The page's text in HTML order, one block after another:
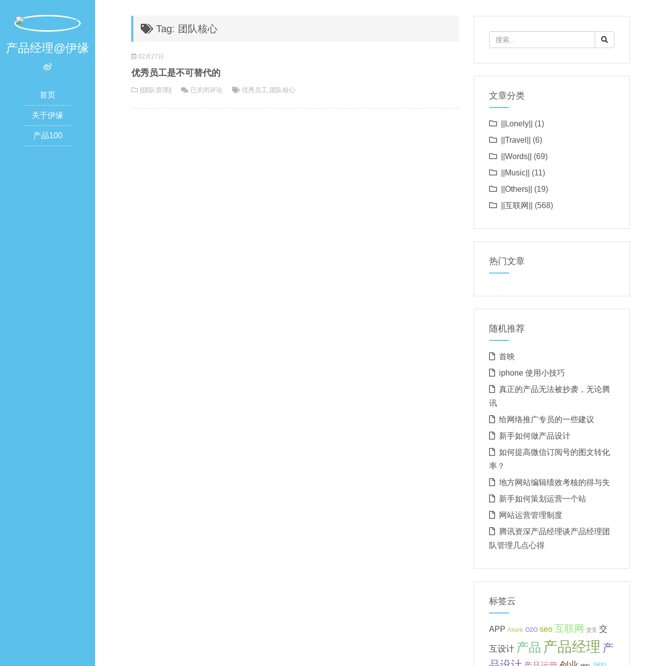
产品经理@伊缘
首页
关于伊缘
产品100
Tag: 团队核心
02月27日
优秀员工是不可替代的
||团队管理||
优
已关闭评论 优秀员工, 团队核心
文章分类
||Lonely||
(1)
||Travel||
(6)
||Words||
(69)
||Music||
(11)
||Others||
(19)
||互联网||
(568)
热门文章
随机推荐
首映
iphone 使用小技巧
真正的产品无法被抄袭，无论腾
讯
给网络推广专员的一些建议
新手如何做产品设计
如何提高微信订阅号的图文转化
率？
地方网站编辑绩效考核的得与失
新手如何策划运营一个站
网站运营管理制度
腾讯资深产品经理谈产品经理团
队管理几点心得
标签云
APP Axure O2O seo 互联网 交互 交
互设计 产品 产品经理 产